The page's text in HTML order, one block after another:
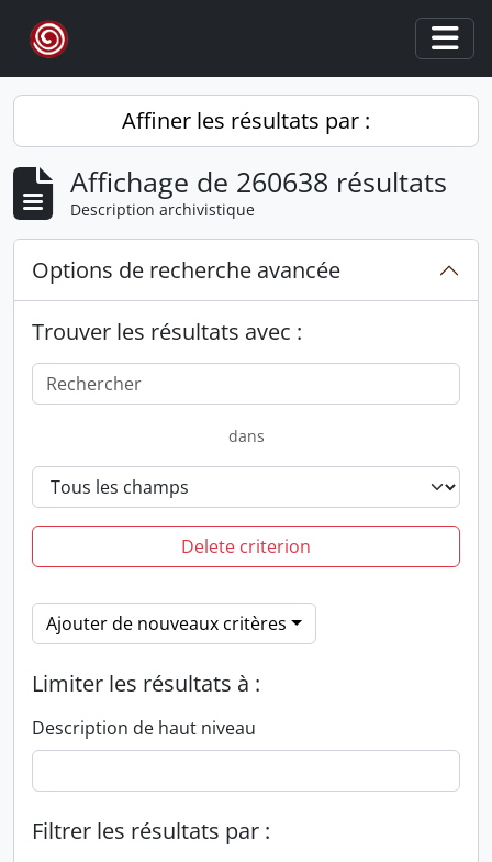
Skip to main content
Affiner les résultats par :
Affichage de 260638 résultats
Description archivistique
Options de recherche avancée
Trouver les résultats avec :
dans
Delete criterion
Ajouter de nouveaux critères
Limiter les résultats à :
Description de haut niveau
Filtrer les résultats par :